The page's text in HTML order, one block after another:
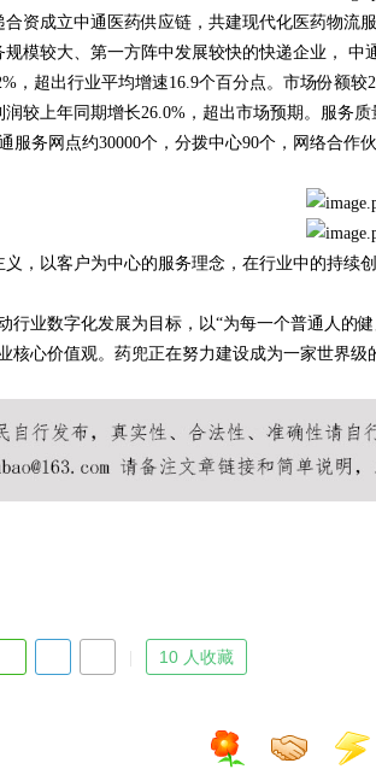
成立中通医药供应链，共建现代化医药物流
模较大、第一方阵中发展较快的快递企业， 中
，超出行业平均增速16.9个百分点。市场份额
较上年同期增长26.0%，超出市场预期。服务
服务网点约30000个，分拨中心90个，网络合
以客户为中心的服务理念，在行业中的持续
业数字化发展为目标，以“为每一个普通人的
核心价值观。药兜正在努力建设成为一家世界
10 人收藏